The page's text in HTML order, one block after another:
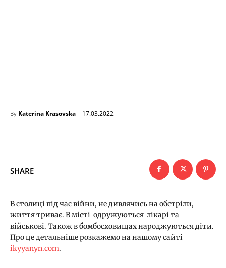
By Katerina Krasovska 17.03.2022
SHARE
В столиці під час війни, не дивлячись на обстріли,
життя триває. В місті одружуються лікарі та
військові. Також в бомбосховищах народжуються діти.
Про це детальніше розкажемо на нашому сайті
ikyyanyn.com.